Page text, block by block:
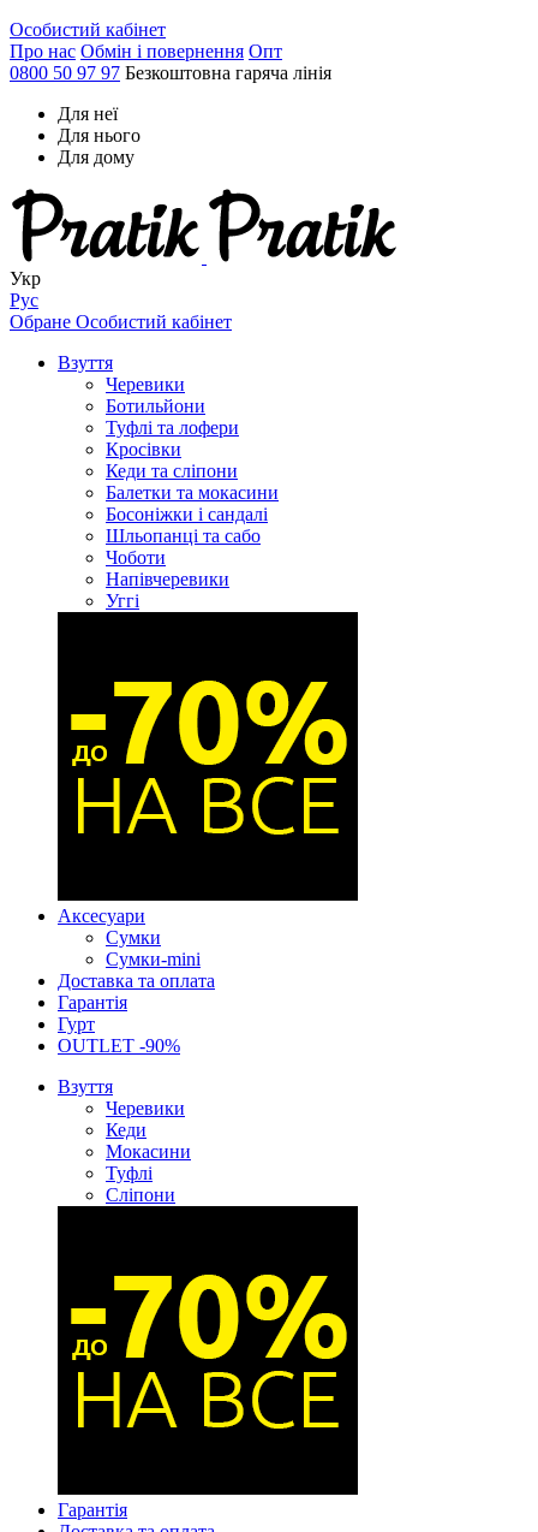
Особистий кабінет
Про нас Обмін і повернення Опт
0800 50 97 97 Безкоштовна гаряча лінія
Для неї
Для нього
Для дому
Укр
Рус
Обране Особистий кабінет
Взуття
Черевики
Ботильйони
Туфлі та лофери
Кросівки
Кеди та сліпони
Балетки та мокасини
Босоніжки і сандалі
Шльопанці та сабо
Чоботи
Напівчеревики
Уггі
Аксесуари
Сумки
Сумки-mini
Доставка та оплата
Гарантія
Гурт
OUTLET -90%
Взуття
Черевики
Кеди
Мокасини
Туфлі
Сліпони
Гарантія